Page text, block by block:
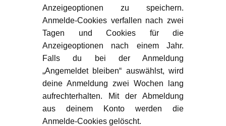
Anzeigeoptionen zu speichern.
Anmelde-Cookies verfallen nach zwei
Tagen und Cookies für die
Anzeigeoptionen nach einem Jahr.
Falls du bei der Anmeldung
„Angemeldet bleiben“ auswählst, wird
deine Anmeldung zwei Wochen lang
aufrechterhalten. Mit der Abmeldung
aus deinem Konto werden die
Anmelde-Cookies gelöscht.